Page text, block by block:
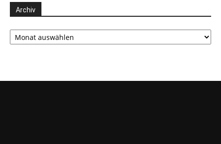
Archiv
Archiv